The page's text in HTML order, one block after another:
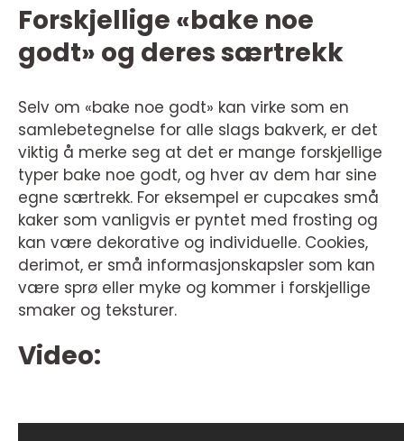
Forskjellige «bake noe
godt» og deres særtrekk
Selv om «bake noe godt» kan virke som en
samlebetegnelse for alle slags bakverk, er det
viktig å merke seg at det er mange forskjellige
typer bake noe godt, og hver av dem har sine
egne særtrekk. For eksempel er cupcakes små
kaker som vanligvis er pyntet med frosting og
kan være dekorative og individuelle. Cookies,
derimot, er små informasjonskapsler som kan
være sprø eller myke og kommer i forskjellige
smaker og teksturer.
Video: